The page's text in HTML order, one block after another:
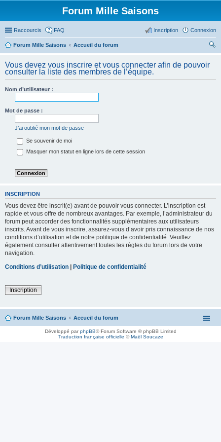
Forum Mille Saisons
Raccourcis FAQ Connexion
Inscription
Forum Mille Saisons
Accueil du forum
her
ch
Vous devez vous inscrire et vous connecter afin de pouvoir
consulter la liste des membres de l’équipe.
Nom d’utilisateur :
Mot de passe :
J’ai oublié mon mot de passe
Se souvenir de moi
Masquer mon statut en ligne lors de cette session
INSCRIPTION
Vous devez être inscrit(e) avant de pouvoir vous connecter. L’inscription est
rapide et vous offre de nombreux avantages. Par exemple, l’administrateur du
forum peut accorder des fonctionnalités supplémentaires aux utilisateurs
inscrits. Avant de vous inscrire, assurez-vous d’avoir pris connaissance de nos
conditions d’utilisation et de notre politique de confidentialité. Veuillez
également consulter attentivement toutes les règles du forum lors de votre
navigation.
Conditions d’utilisation | Politique de confidentialité
Inscription
Forum Mille Saisons Accueil du forum
Développé parphpBB® Forum Software © phpBB Limited
Traduction française officielle ©Maël Soucaze